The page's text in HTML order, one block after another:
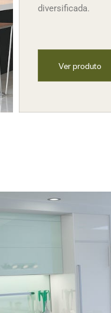
diversificada.
Verproduto